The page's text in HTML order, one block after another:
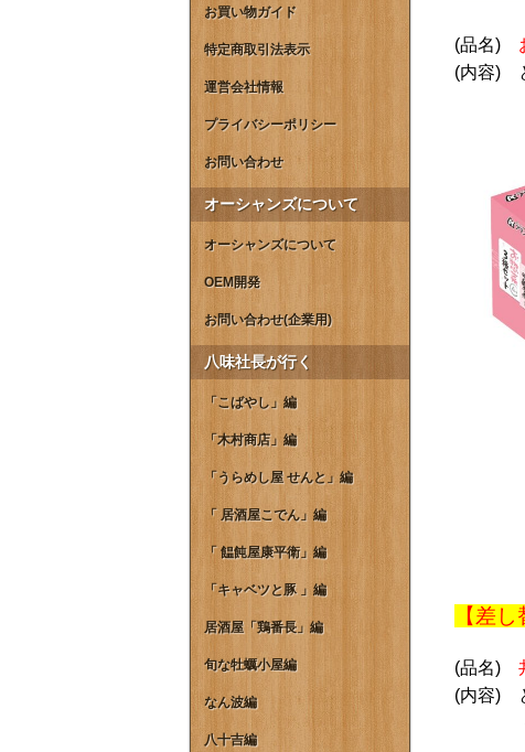
お買い物ガイド
特定商取引法表示
運営会社情報
プライバシーポリシー
お問い合わせ
オーシャンズについて
オーシャンズについて
OEM開発
お問い合わせ(企業用)
八味社長が行く
「こばやし」編
「木村商店」編
「うらめし屋 せんと」編
「 居酒屋こでん」編
「 饂飩屋康平衛」編
「キャベツと豚 」編
居酒屋「鶏番長」編
旬な牡蠣小屋編
なん波編
八十吉編
(品名)
(内容)
【差
(品名)
(内容)
牛と